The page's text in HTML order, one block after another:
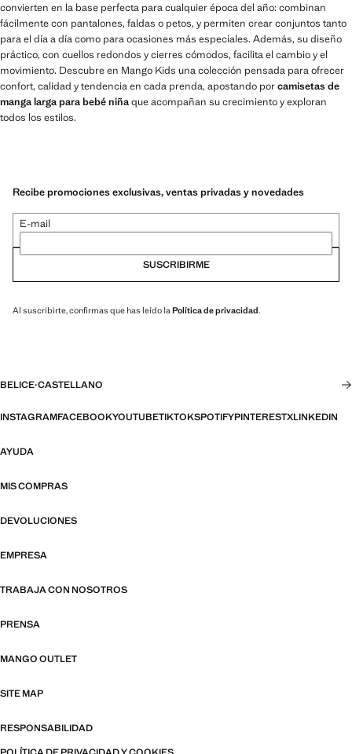
convierten en la base perfecta para cualquier época del año: combinan
fácilmente con pantalones, faldas o petos, y permiten crear conjuntos tanto
para el día a día como para ocasiones más especiales. Además, su diseño
práctico, con cuellos redondos y cierres cómodos, facilita el cambio y el
movimiento. Descubre en Mango Kids una colección pensada para ofrecer
confort, calidad y tendencia en cada prenda, apostando porcamisetas de
manga larga para bebé niñaque acompañan su crecimiento y exploran
todos los estilos.
Recibe promociones exclusivas, ventas privadas y novedades
E-mail
SUSCRIBIRME
Al suscribirte, confirmas que has leído laPolítica de privacidad.
BELICE·CASTELLANO
INSTAGRAMFACEBOOKYOUTUBETIKTOKSPOTIFYPINTERESTXLINKEDIN
AYUDA
MIS COMPRAS
DEVOLUCIONES
EMPRESA
TRABAJA CON NOSOTROS
PRENSA
MANGO OUTLET
SITE MAP
RESPONSABILIDAD